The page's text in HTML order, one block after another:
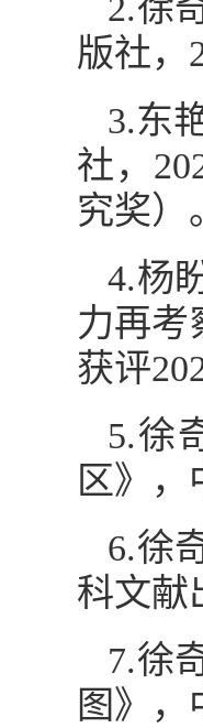
2.徐
版社，
3.东
社，
究奖）
4.杨
力再
获评
5.徐
区》，
6.徐
科文献
7.徐
图》，